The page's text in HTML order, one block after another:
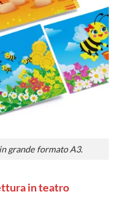
grande formato A3.
in teatro